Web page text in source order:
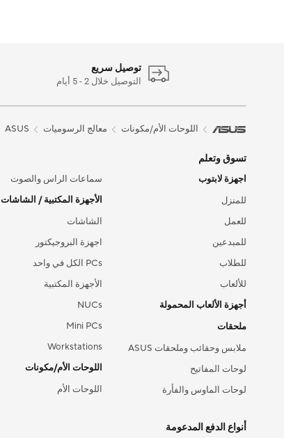
توصيل سريع
التوصيل خلال 2 - 5 أيام
اللوحات الأم/مكونات معالج الرسوميات ASUS
تسوق وتعلم
اجهزة لابتوب
للمنزل
للعمل
للمبدعين
للطلاب
للألعاب
أجهزة الألعاب المحمولة
ملحقات
ملابس وحقائب وملحقات ASUS
لوحات المفاتيح
لوحات الماوس والفأرة
سماعات الراس والصوت
الأجهزة المكتبية / الشاشات
الشاشات
اجهزة البروجيكتور
PCs الكل في واحد
الأجهزة المكتبية
NUCs
Mini PCs
Workstations
اللوحات الأم/مكونات
اللوحات الأم
أنواع الدفع المدعومة